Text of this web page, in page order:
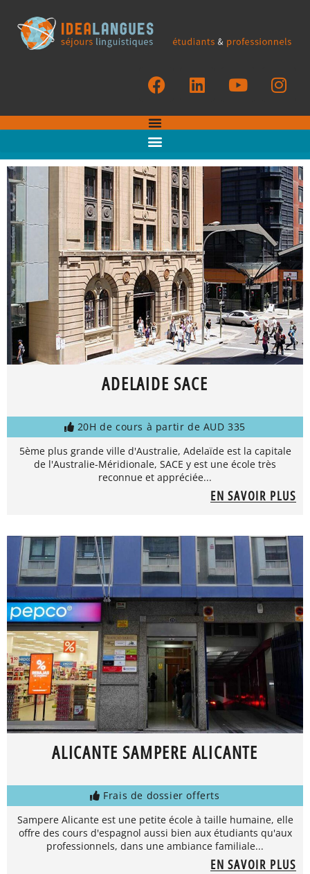
ADELAIDE SACE
20H de cours à partir de AUD 335
5ème plus grande ville d'Australie, Adelaïde est la capitale
de l'Australie-Méridionale, SACE y est une école très
reconnue et appréciée...
EN SAVOIR PLUS
ALICANTE SAMPERE ALICANTE
Frais de dossier offerts
Sampere Alicante est une petite école à taille humaine, elle
offre des cours d'espagnol aussi bien aux étudiants qu'aux
professionnels, dans une ambiance familiale...
EN SAVOIR PLUS